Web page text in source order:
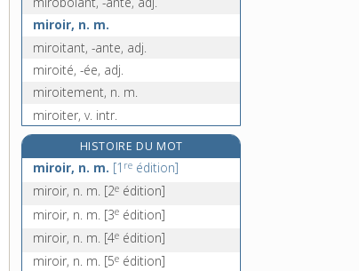
miroir, n. m.
miroitant, -ante, adj.
miroité, -ée, adj.
miroitement, n. m.
miroiter, v. intr.
miroiterie, n. f.
miroitier, -ière, n.
mironton, n. m.
HISTOIRE DU MOT
miroir, n. m. [1 re édition]
miroir, n. m. [2e édition]
miroir, n. m. [3e édition]
miroir, n. m. [4e édition]
miroir, n. m. [5e édition]